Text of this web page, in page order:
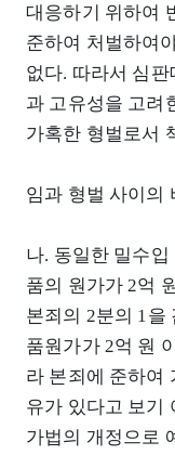
대응하기 위하여
준하여 처벌하여
없다. 따라서 심
과 고유성을 고려
가혹한 형벌로서
임과 형벌 사이의
나. 동일한 밀수
품의 원가가 2억
본죄의 2분의 1을
품원가가 2억 원
라 본죄에 준하여
유가 있다고 보기
가법의 개정으로